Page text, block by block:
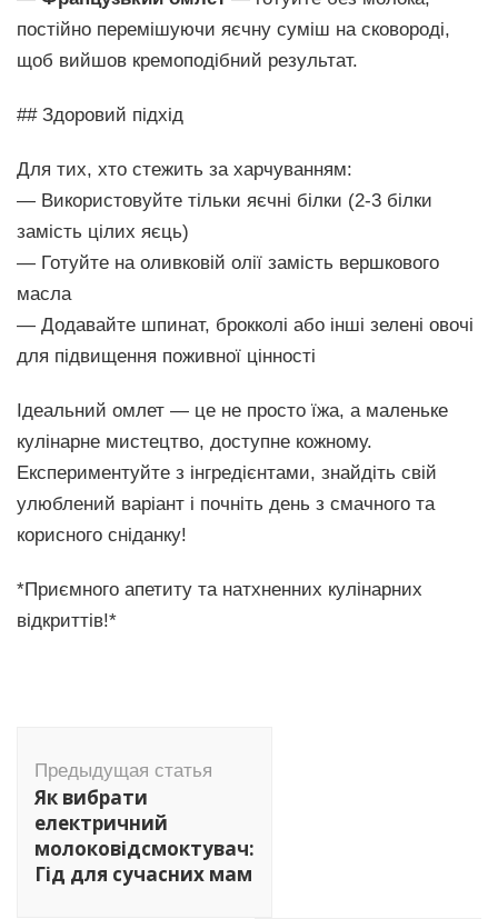
постійно перемішуючи яєчну суміш на сковороді,
щоб вийшов кремоподібний результат.
## Здоровий підхід
Для тих, хто стежить за харчуванням:
— Використовуйте тільки яєчні білки (2-3 білки
замість цілих яєць)
— Готуйте на оливковій олії замість вершкового
масла
— Додавайте шпинат, брокколі або інші зелені овочі
для підвищення поживної цінності
Ідеальний омлет — це не просто їжа, а маленьке
кулінарне мистецтво, доступне кожному.
Експериментуйте з інгредієнтами, знайдіть свій
улюблений варіант і почніть день з смачного та
корисного сніданку!
*Приємного апетиту та натхненних кулінарних
відкриттів!*
по
записям
Предыдущая статья
Як вибрати
електричний
молоковідсмоктувач:
Гід для сучасних мам